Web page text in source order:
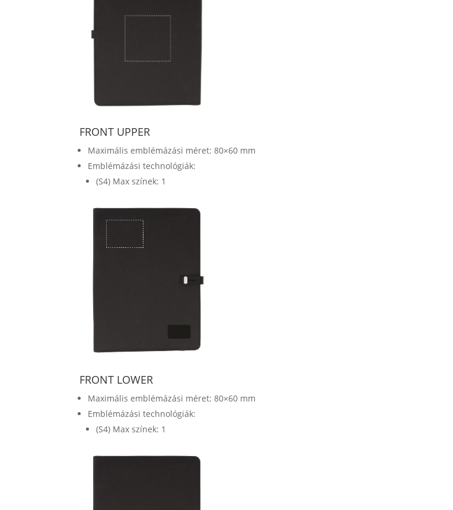
FRONT UPPER
Maximális emblémázási méret: 80×60 mm
Emblémázási technológiák:
(S4) Max színek: 1
FRONT LOWER
Maximális emblémázási méret: 80×60 mm
Emblémázási technológiák:
(S4) Max színek: 1